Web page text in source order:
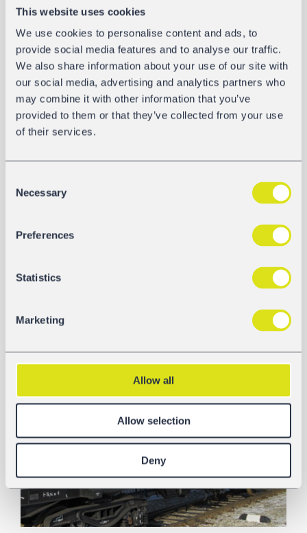
This website uses cookies
We use cookies to personalise content and ads, to
provide social media features and to analyse our traffic.
We also share information about your use of our site with
our social media, advertising and analytics partners who
may combine it with other information that you’ve
provided to them or that they’ve collected from your use
of their services.
Selection
Necessary
Preferences
Statistics
Marketing
Allow all
Allow selection
Deny
CYSTERNY DO PRODUKTÓW MINERALNYCH
Wagony służące głównie do transportu produktów